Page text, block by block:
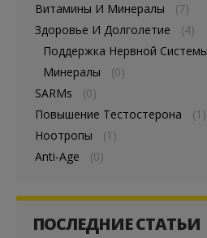
Витамины И Минералы
(7)
Здоровье И Долголетие
(4)
Поддержка Нервной Системы
Минералы
(0)
SARMs
(0)
Повышение Тестостерона
(1)
Ноотропы
(1)
Anti-Age
(0)
ПОСЛЕДНИЕ СТАТЬИ